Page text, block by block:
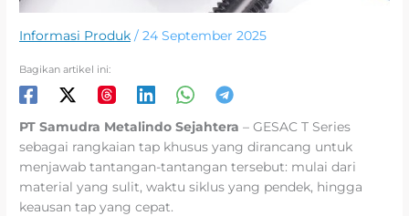
Informasi Produk /24 September 2025
Bagikan artikel ini:
PT Samudra Metalindo Sejahtera – GESAC T Series
sebagai rangkaian tap khusus yang dirancang untuk
menjawab tantangan-tantangan tersebut: mulai dari
material yang sulit, waktu siklus yang pendek, hingga
keausan tap yang cepat.